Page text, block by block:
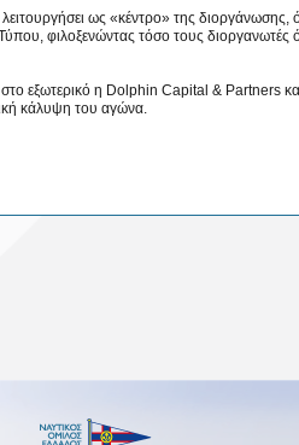
ως «κέντρο» της διοργάνωσης,
φιλοξενώντας τόσο τους
εξωτερικό η Dolphin Capital & Partners
κάλυψη του αγώνα.